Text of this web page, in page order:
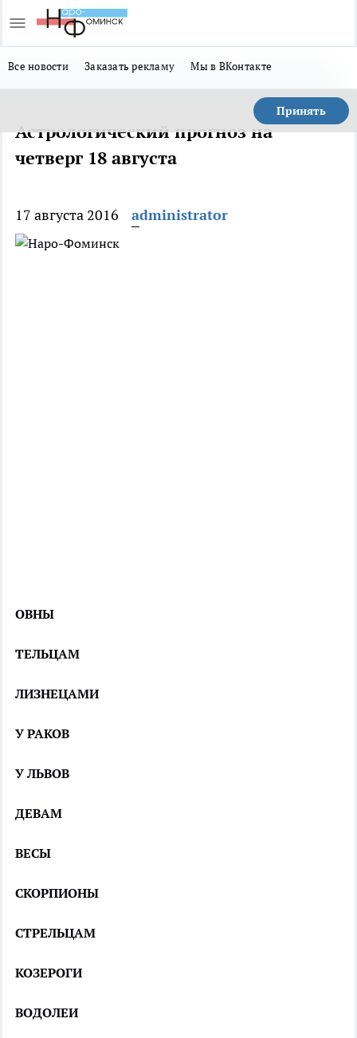
Все новости Заказать рекламу Мы в ВКонтакте
Принять
Астрологический прогноз на
четверг 18 августа
17 августа 2016 administrator
ОВНЫ
ТЕЛЬЦАМ
ЛИЗНЕЦАМИ
У РАКОВ
У ЛЬВОВ
ДЕВАМ
ВЕСЫ
СКОРПИОНЫ
СТРЕЛЬЦАМ
КОЗЕРОГИ
ВОДОЛЕИ